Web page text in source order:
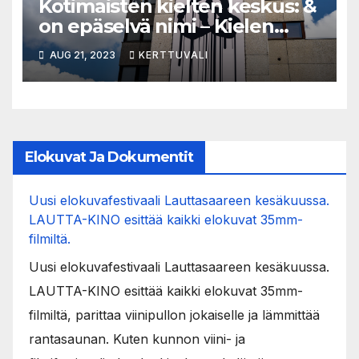
Kotimaisten kielten keskus: &
on epäselvä nimi – Kielen
asiantuntija tyrmää Espoon
teatterin uuden nimen
AUG 21, 2023 KERTTUVALI
Elokuvat Ja Dokumentit
Uusi elokuvafestivaali Lauttasaareen kesäkuussa.
LAUTTA-KINO esittää kaikki elokuvat 35mm-
filmiltä.
Uusi elokuvafestivaali Lauttasaareen kesäkuussa.
LAUTTA-KINO esittää kaikki elokuvat 35mm-
filmiltä, parittaa viinipullon jokaiselle ja lämmittää
rantasaunan. Kuten kunnon viini- ja